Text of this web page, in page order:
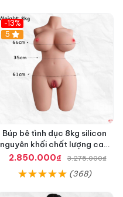
-13%
5
Búp bê tình dục 8kg silicon
nguyên khối chất lượng cao
giá tốt
2.850.000₫ 3.275.000₫
(368)